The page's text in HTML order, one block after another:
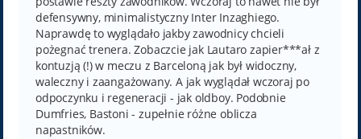
defensywny, minimalistyczny Inter Inzaghiego.
Naprawdę to wyglądało jakby zawodnicy chcieli
pożegnać trenera. Zobaczcie jak Lautaro zapier***ał z
kontuzją (!) w meczu z Barceloną jak był widoczny,
waleczny i zaangażowany. A jak wyglądał wczoraj po
odpoczynku i regeneracji - jak oldboy. Podobnie
Dumfries, Bastoni - zupełnie różne oblicza
napastników.